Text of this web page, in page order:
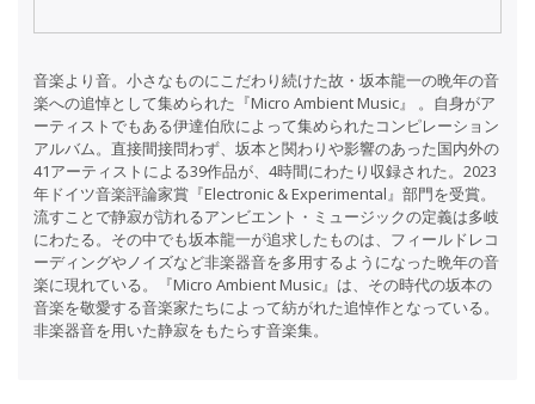
音楽より音。小さなものにこだわり続けた故・坂本龍一の晩年の音
楽への追悼として集められた『Micro Ambient Music』 。自身がア
ーティストでもある伊達伯欣によって集められたコンピレーション
アルバム。直接間接問わず、坂本と関わりや影響のあった国内外の
41アーティストによる39作品が、4時間にわたり収録された。2023
年ドイツ音楽評論家賞『Electronic & Experimental』部門を受賞。
流すことで静寂が訪れるアンビエント・ミュージックの定義は多岐
にわたる。その中でも坂本龍一が追求したものは、フィールドレコ
ーディングやノイズなど非楽器音を多用するようになった晩年の音
楽に現れている。『Micro Ambient Music』は、その時代の坂本の
音楽を敬愛する音楽家たちによって紡がれた追悼作となっている。
非楽器音を用いた静寂をもたらす音楽集。